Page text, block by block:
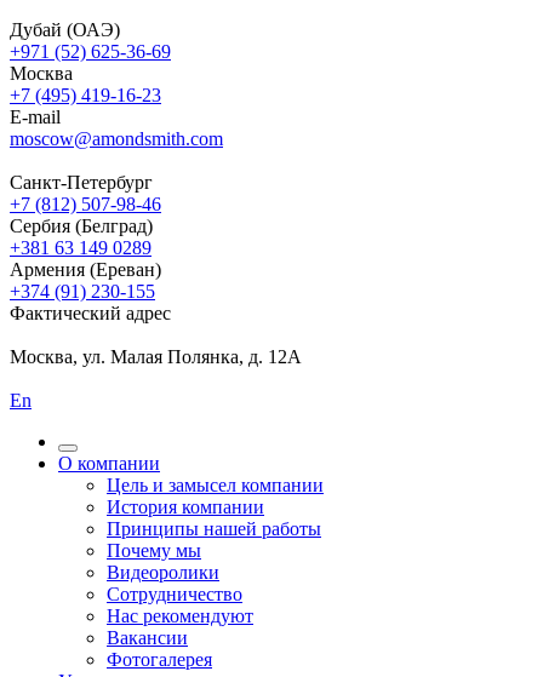
Дубай (ОАЭ)
+971 (52) 625-36-69
Москва
+7 (495) 419-16-23
E-mail
moscow@amondsmith.com
Санкт-Петербург
+7 (812) 507-98-46
Сербия (Белград)
+381 63 149 0289
Армения (Ереван)
+374 (91) 230-155
Фактический адрес
Москва, ул. Малая Полянка, д. 12А
En
О компании
Цель и замысел компании
История компании
Принципы нашей работы
Почему мы
Видеоролики
Сотрудничество
Нас рекомендуют
Вакансии
Фотогалерея